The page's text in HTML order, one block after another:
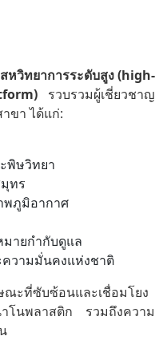
หวิทยาการระดับสูง(high-
รวบรวมผู้เชี่ยวชาญ
ขา ได้แก่:
พิษวิทยา
ทร
พภูมิอากาศ
ายกำกับดูแล
ความมั่นคงแห่งชาติ
ะที่ซับซ้อนและเชื่อมโยง
าโนพลาสติก รวมถึงความ